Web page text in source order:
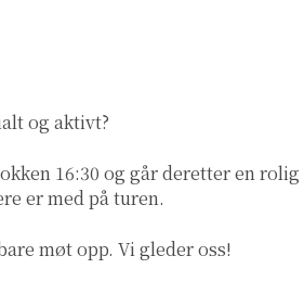
og aktivt?
16:30 og går deretter en
er med på turen.
møt opp. Vi gleder oss!